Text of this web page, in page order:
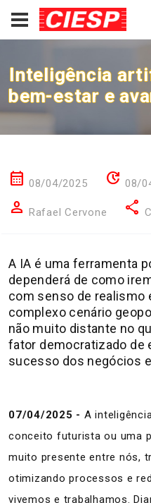
Inteligência
bem-estar e
calendar_month 08/04/2025 update 08/
person Rafael Cervone share
A IA é uma ferramenta
dependerá de como
com senso de realismo
complexo cenário
não muito distante no
fator democratizado de
sucesso dos negócios
07/04/2025 - A
conceito futurista ou uma
muito presente entre nós,
otimizando processos e
vivemos e trabalhamos.